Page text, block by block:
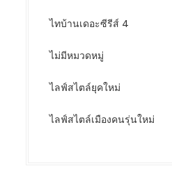
ไทบ้านเดอะซีรีส์ 4
ไม่มีหมวดหมู่
ไลฟ์สไตล์ยุคใหม่
ไลฟ์สไตล์เมืองคนรุ่นใหม่